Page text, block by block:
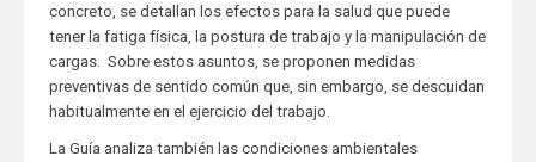
concreto, se detallan los efectos para la salud que puede
tener la fatiga física, la postura de trabajo y la manipulación de
cargas. Sobre estos asuntos, se proponen medidas
preventivas de sentido común que, sin embargo, se descuidan
habitualmente en el ejercicio del trabajo.
La Guía analiza también las condiciones ambientales